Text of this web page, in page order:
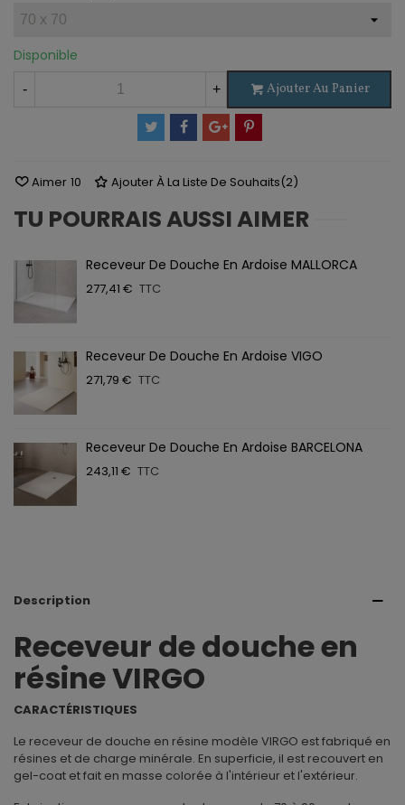
Disponible
- + Ajouter Au Panier
Aimer 10 Ajouter À La Liste De Souhaits(2)
TU POURRAIS AUSSI AIMER
Receveur De Douche En Ardoise MALLORCA
277,41 € TTC
Receveur De Douche En Ardoise VIGO
271,79 € TTC
Receveur De Douche En Ardoise BARCELONA
243,11 € TTC
Description
Receveur de douche en
résine VIRGO
CARACTÉRISTIQUES
Le receveur de douche en résine modèle VIRGO est fabriqué en
résines et de charge minérale. En superficie, il est recouvert en
gel-coat et fait en masse colorée à l'intérieur et l'extérieur.